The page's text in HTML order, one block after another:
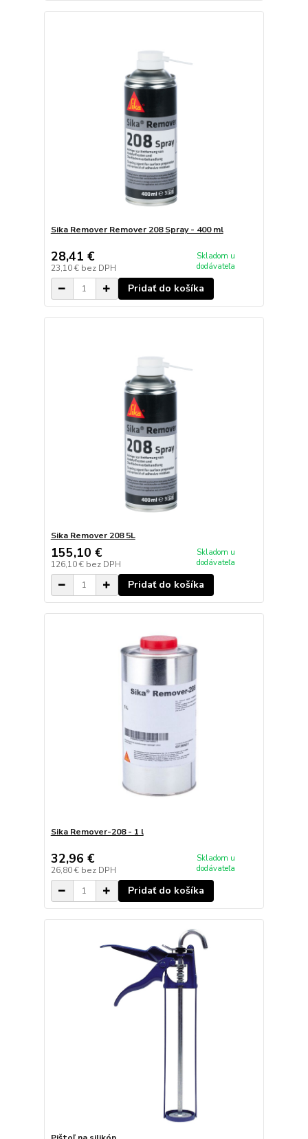
Sika Remover Remover 208 Spray - 400 ml
28,41 €
23,10 € bez DPH
Skladom u
dodávateľa
Pridať do košíka
Sika Remover 208 5L
155,10 €
126,10 € bez DPH
Skladom u
dodávateľa
Pridať do košíka
Sika Remover-208 - 1 l
32,96 €
26,80 € bez DPH
Skladom u
dodávateľa
Pridať do košíka